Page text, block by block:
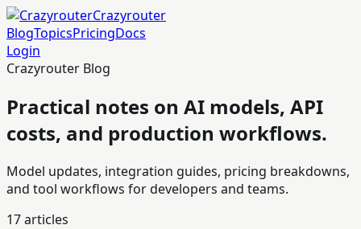
Crazyrouter
BlogTopicsPricingDocs
Login
Crazyrouter Blog
Practical notes on AI models, API
costs, and production workflows.
Model updates, integration guides, pricing breakdowns,
and tool workflows for developers and teams.
17articles